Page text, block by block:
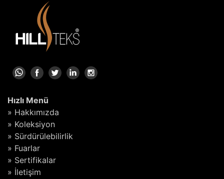
Hızlı Menü
» Hakkımızda
» Koleksiyon
» Sürdürülebilirlik
» Fuarlar
» Sertifikalar
» İletişim